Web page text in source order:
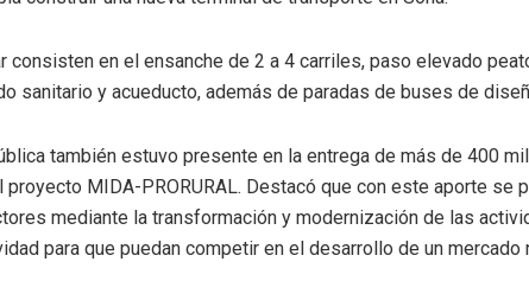
consisten en el ensanche de 2 a 4 carriles, paso elevado
sanitario y acueducto, además de paradas de buses de
también estuvo presente en la entrega de más de 400
MIDA-PRORURAL. Destacó que con este aporte se
mediante la transformación y modernización de las
para que puedan competir en el desarrollo de un mercado